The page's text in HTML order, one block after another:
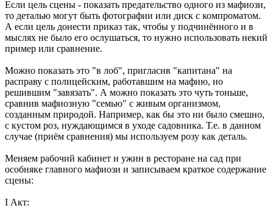
Если цель сцены - показать предательство одного из мафиози,
то деталью могут быть фотографии или диск с компроматом.
А если цель донести приказ так, чтобы у подчинённого и в
мыслях не было его ослушаться, то нужно использовать некий
пример или сравнение.
Можно показать это "в лоб", пригласив "капитана" на
расправу с полицейским, работавшим на мафию, но
решившим "завязать". А можно показать это чуть тоньше,
сравнив мафиозную "семью" с живым организмом,
созданным природой. Например, как бы это ни было смешно,
с кустом роз, нуждающимся в уходе садовника. Т.е. в данном
случае (приём сравнения) мы используем розу как деталь.
Меняем рабочий кабинет и ужин в ресторане на сад при
особняке главного мафиози и записываем краткое содержание
сцены:
I Акт: